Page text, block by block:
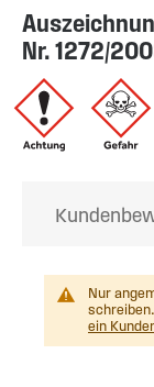
Nr. 1272/
Nur
ein